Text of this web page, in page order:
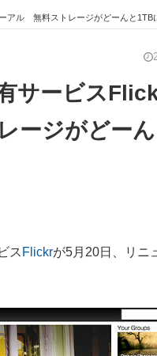
企業向けIT製品の総合サイト
アル 無料ストレージがどーんと1TB
サービス
ージがどー
ス Flickrが5月20日、リニ